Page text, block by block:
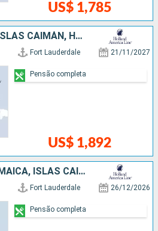
US$ 1,785
BAHAMAS, JAMAICA, ISLAS CAIMÁN, HONDURAS, BELIZE, MÉXICO, ESTADOS UNIDOS
Fort Lauderdale 21/11/2027
US$ 1,892
Pensão completa
ESTADOS UNIDOS, JAMAICA, ISLAS CAIMÁN, MÉXICO, REPUBLICA DOMINICANA, BAHAMAS
Fort Lauderdale 26/12/2026
Pensão completa